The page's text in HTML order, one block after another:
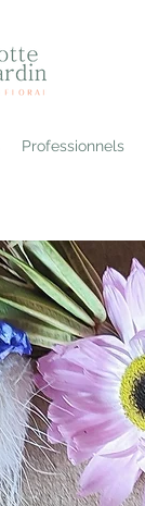
Professionnels